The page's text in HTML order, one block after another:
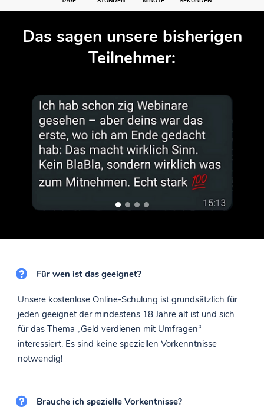
Das sagen unsere bisherigen
Teilnehmer:
Für wen ist das geeignet?
Unsere kostenlose Online-Schulung ist grundsätzlich für
jeden geeignet der mindestens 18 Jahre alt ist und sich
für das Thema „Geld verdienen mit Umfragen“
interessiert. Es sind keine speziellen Vorkenntnisse
notwendig!
Brauche ich spezielle Vorkentnisse?